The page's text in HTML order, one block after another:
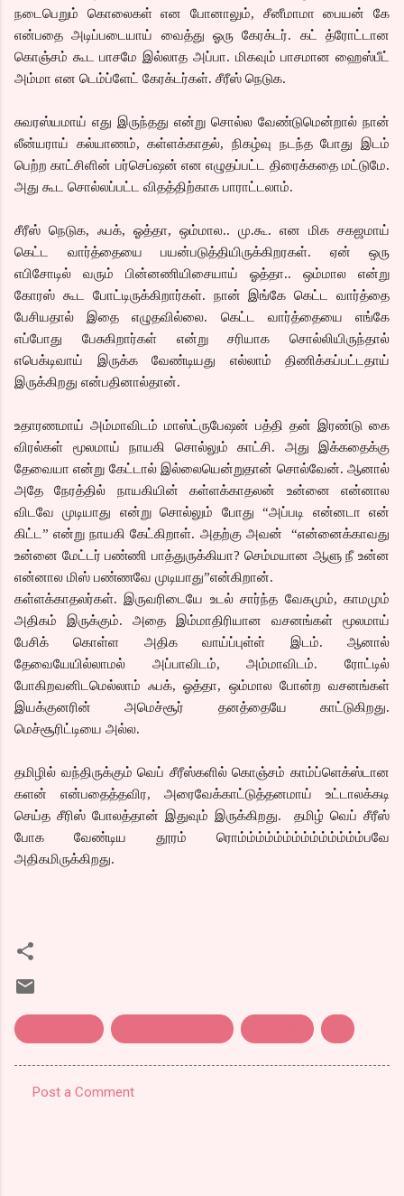
நடைபெறும் கொலைகள் என போனாலும், சீனீமாமா பையன் கே
என்பதை அடிப்படையாய் வைத்து ஓரு கேரக்டர். கட் த்ரோட்டான
கொஞ்சம் கூட பாசமே இல்லாத அப்பா. மிகவும் பாசமான ஹைஸ்பீட்
அம்மா என டெம்ப்ளேட் கேரக்டர்கள். சீரீஸ் நெடுக.
சுவரஸ்யமாய் எது இருந்தது என்று சொல்ல வேண்டுமென்றால் நான்
லீன்யராய் கல்யாணம், கள்ளக்காதல், நிகழ்வு நடந்த போது இடம்
பெற்ற காட்சிளின் பர்செப்ஷன் என எழுதப்பட்ட திரைக்கதை மட்டுமே.
அது கூட சொல்லப்பட்ட விதத்திற்காக பாராட்டலாம்.
சீரீஸ் நெடுக, ஃபக், ஓத்தா, ஒம்மால.. மு.கூ. என மிக சகஜமாய்
கெட்ட வார்த்தையை பயன்படுத்தியிருக்கிறரகள். ஏன் ஒரு
எபிசோடில் வரும் பின்னணியிசையாய் ஓத்தா.. ஒம்மால என்று
கோரஸ் கூட போட்டிருக்கிறார்கள். நான் இங்கே கெட்ட வார்த்தை
பேசியதால் இதை எழுதவில்லை. கெட்ட வார்த்தையை எங்கே
எப்போது பேசுகிறார்கள் என்று சரியாக சொல்லியிருந்தால்
எபெக்டிவாய் இருக்க வேண்டியது எல்லாம் திணிக்கப்பட்டதாய்
இருக்கிறது என்பதினால்தான்.
உதாரணமாய் அம்மாவிடம் மாஸ்ட்ருபேஷன் பத்தி தன் இரண்டு கை
விரல்கள் மூலமாய் நாயகி சொல்லும் காட்சி. அது இக்கதைக்கு
தேவையா என்று கேட்டால் இல்லையென்றுதான் சொல்வேன். ஆனால்
அதே நேரத்தில் நாயகியின் கள்ளக்காதலன் உன்னை என்னால
விடவே முடியாது என்று சொல்லும் போது “அப்படி என்னடா என்
கிட்ட” என்று நாயகி கேட்கிறாள். அதற்கு அவன் “என்னைக்காவது
உன்னை மேட்டர் பண்ணி பாத்துருக்கியா? செம்மயான ஆளு நீ உன்ன
என்னால மிஸ் பண்ணவே முடியாது”என்கிறான்.
கள்ளக்காதலர்கள். இருவரிடையே உடல் சார்ந்த வேகமும், காமமும்
அதிகம் இருக்கும். அதை இம்மாதிரியான வசனங்கள் மூலமாய்
பேசிக் கொள்ள அதிக வாய்ப்புள்ள் இடம். ஆனால்
தேவையேயில்லாமல் அப்பாவிடம், அம்மாவிடம். ரோட்டில்
போகிறவனிடமெல்லாம் ஃபக், ஓத்தா, ஒம்மால போன்ற வசனங்கள்
இயக்குனரின் அமெச்சூர் தனத்தையே காட்டுகிறது.
மெச்சூரிட்டியை அல்ல.
தமிழில் வந்திருக்கும் வெப் சீரீஸ்களில் கொஞ்சம் காம்ப்ளெக்ஸ்டான
களன் என்பதைத்தவிர, அரைவேக்காட்டுத்தனமாய் உட்டாலக்கடி
செய்த சீரிஸ் போலத்தான் இதுவும் இருக்கிறது. தமிழ் வெப் சீரீஸ்
போக வேண்டிய தூரம் ரொம்ம்ம்ம்ம்ம்ம்ம்ம்ம்ம்ம்ம்ம்பவே
அதிகமிருக்கிறது.
Post a Comment